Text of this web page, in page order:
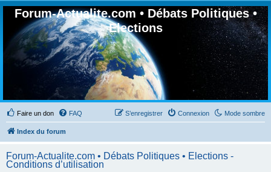
Forum-Actualite.com • Débats Politiques •
Elections
Faire un don Mode sombre
FAQ Connexion
S’enregistrer
Index du forum
Forum-Actualite.com • Débats Politiques • Elections -
Conditions d’utilisation